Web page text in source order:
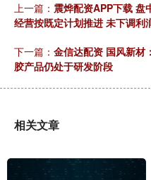
上一篇： 震烨配资APP下载 盘
经营按既定计划推进 未下调利
下一篇： 金信达配资 国风新材
胶产品仍处于研发阶段
相关文章